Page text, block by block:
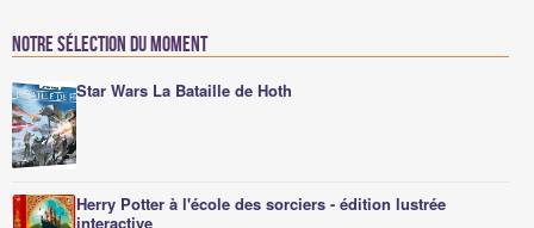
Notre sélection du moment
Star Wars La Bataille de Hoth
Herry Potter à l'école des sorciers - édition lustrée
interactive